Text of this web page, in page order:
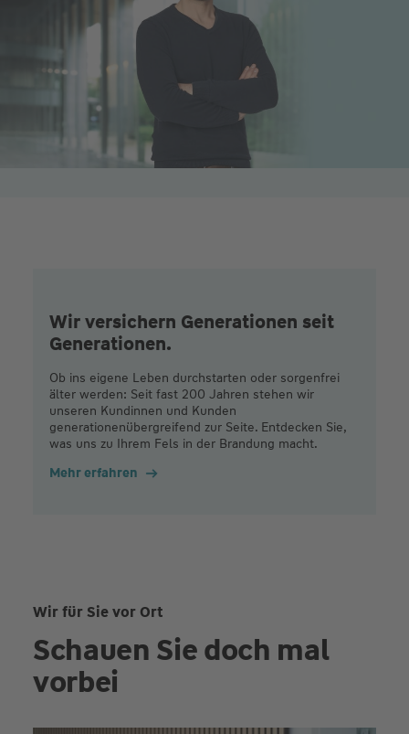
Wir versichern Generationen seit
Generationen.
Ob ins eigene Leben durchstarten oder sorgenfrei
älter werden: Seit fast 200 Jahren stehen wir
unseren Kundinnen und Kunden
generationenübergreifend zur Seite. Entdecken Sie,
was uns zu Ihrem Fels in der Brandung macht.
Mehr erfahren
Wir für Sie vor Ort
Schauen Sie doch mal
vorbei